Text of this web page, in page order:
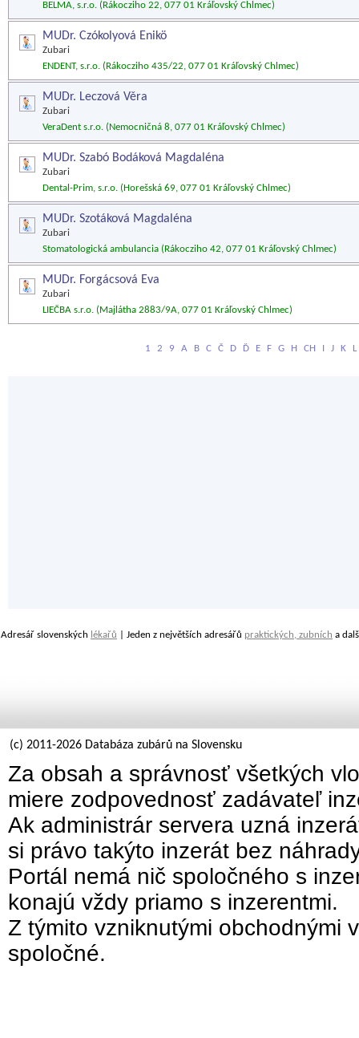
BELMA, s.r.o. (Rákocziho 22, 077 01 Kráľovský Chlmec)
MUDr. Czókolyová Enikö
Zubari
ENDENT, s.r.o. (Rákocziho 435/22, 077 01 Kráľovský Chlmec)
MUDr. Leczová Věra
Zubari
VeraDent s.r.o. (Nemocničná 8, 077 01 Kráľovský Chlmec)
MUDr. Szabó Bodáková Magdaléna
Zubari
Dental-Prim, s.r.o. (Horešská 69, 077 01 Kráľovský Chlmec)
MUDr. Szotáková Magdaléna
Zubari
Stomatologická ambulancia (Rákocziho 42, 077 01 Kráľovský Chlmec)
MUDr. Forgácsová Eva
Zubari
LIEČBA s.r.o. (Majlátha 2883/9A, 077 01 Kráľovský Chlmec)
1 2 9 A B C Č D Ď E F G H CH I J K L
Adresář slovenských lékařů | Jeden z největších adresářů praktických, zubních a
(c) 2011-2026 Databáza zubárů na Slovensku
Za obsah a správnosť všetkých
miere zodpovednosť zadávateľ
Ak administrár servera uzná
si právo takýto inzerát bez
Portál nemá nič spoločného s
konajú vždy priamo s inzerentmi.
Z týmito vzniknutými obchodnými
spoločné.